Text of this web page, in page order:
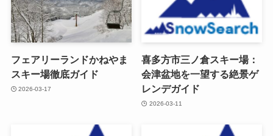
フェアリーランドかねやま
スキー場徹底ガイド
2026-03-17
喜多方市三ノ倉スキー場：
会津盆地を一望する絶景ゲ
レンデガイド
2026-03-11